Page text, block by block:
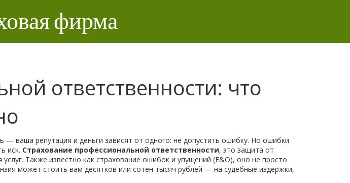
фирма
ответственности: что
ваша репутация и деньги зависят от одного: не допустить ошибку. Но ошибки
иск. Страхование профессиональной ответственности, это защита от
. Также известно как страхование ошибок и упущений (E&O), оно не просто
может стоить вам десятков или сотен тысяч рублей — на судебные издержки,